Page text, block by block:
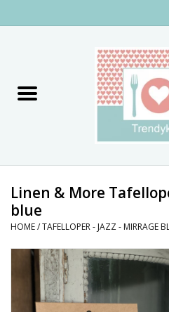
Decoratie
Keukengerei
Textiel
Kids only
Linen & More
blue
HOME/TAFELLOPER - JAZZ - MIRRAGE